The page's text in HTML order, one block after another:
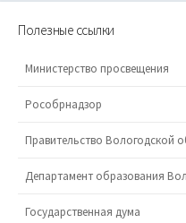
Полезные ссылки
Министерство просвещения
Рособрнадзор
Правительство Вологодской
Департамент образования
Государственная дума